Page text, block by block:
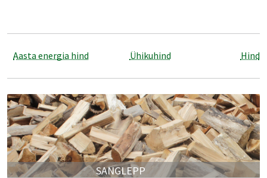
Aasta energia hind Ühikuhind Hind
SANGLEPP